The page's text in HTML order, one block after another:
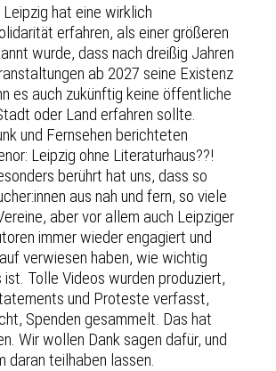
hat eine wirklich
erfahren, als einer größeren
wurde, dass nach dreißig Jahren
ab 2027 seine Existenz
es auch zukünftig keine öffentliche
oder Land erfahren sollte.
und Fernsehen berichteten
Leipzig ohne Literaturhaus??!
berührt hat uns, dass so
aus nah und fern, so viele
aber vor allem auch Leipziger
immer wieder engagiert und
verwiesen haben, wie wichtig
ist. Tolle Videos wurden produziert,
und Proteste verfasst,
Spenden gesammelt. Das hat
Wir wollen Dank sagen dafür, und
daran teilhaben lassen.